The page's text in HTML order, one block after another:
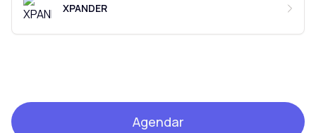
XPANDER
Agendar